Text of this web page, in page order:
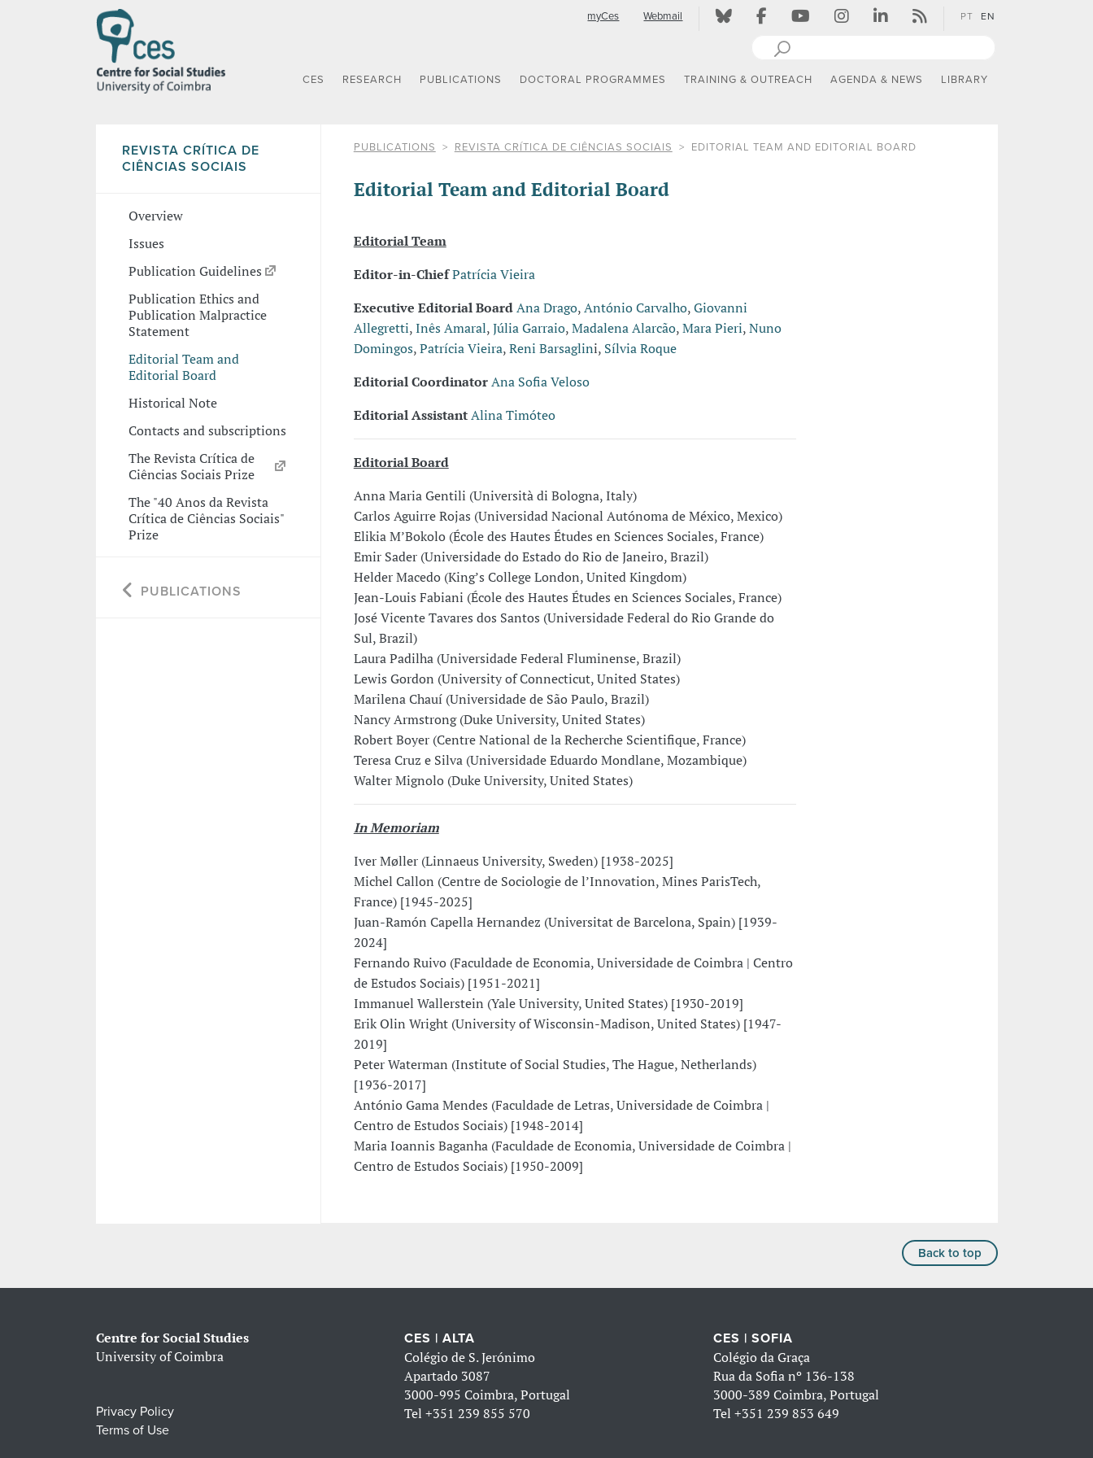
myCes Webmail PT EN
CES RESEARCH PUBLICATIONS DOCTORAL PROGRAMMES TRAINING & OUTREACH AGENDA & NEWS LIBRARY
REVISTA CRÍTICA DE
CIÊNCIAS SOCIAIS
Overview
Issues
Publication Guidelines
Publication Ethics and
Publication Malpractice
Statement
Editorial Team and
Editorial Board
Historical Note
Contacts and subscriptions
The Revista Crítica de
Ciências Sociais Prize
The "40 Anos da Revista
Crítica de Ciências Sociais"
Prize
PUBLICATIONS
PUBLICATIONS REVISTA CRÍTICA DE CIÊNCIAS SOCIAIS EDITORIAL TEAM AND EDITORIAL BOARD
Editorial Team and Editorial Board
Editorial Team
Editor-in-ChiefPatrícia Vieira
Executive Editorial BoardAna Drago,António Carvalho,Giovanni
Allegretti,Inês Amaral,Júlia Garraio,Madalena Alarcão,Mara Pieri,Nuno
Domingos,Patrícia Vieira,Reni Barsaglini, Sílvia Roque
Editorial CoordinatorAna Sofia Veloso
Editorial AssistantAlina Timóteo
Editorial Board
Anna Maria Gentili (Università di Bologna, Italy)
Carlos Aguirre Rojas (Universidad Nacional Autónoma de México, Mexico)
Elikia M’Bokolo (École des Hautes Études en Sciences Sociales, France)
Emir Sader (Universidade do Estado do Rio de Janeiro, Brazil)
Helder Macedo (King’s College London, United Kingdom)
Jean-Louis Fabiani (École des Hautes Études en Sciences Sociales, France)
José Vicente Tavares dos Santos (Universidade Federal do Rio Grande do
Sul, Brazil)
Laura Padilha (Universidade Federal Fluminense, Brazil)
Lewis Gordon (University of Connecticut, United States)
Marilena Chauí (Universidade de São Paulo, Brazil)
Nancy Armstrong (Duke University, United States)
Robert Boyer (Centre National de la Recherche Scientifique, France)
Teresa Cruz e Silva (Universidade Eduardo Mondlane, Mozambique)
Walter Mignolo (Duke University, United States)
In Memoriam
Iver Møller (Linnaeus University, Sweden) [1938-2025]
Michel Callon (Centre de Sociologie de l’Innovation, Mines ParisTech,
France) [1945-2025]
Juan-Ramón Capella Hernandez (Universitat de Barcelona, Spain) [1939-
2024]
Fernando Ruivo (Faculdade de Economia, Universidade de Coimbra | Centro
de Estudos Sociais) [1951-2021]
Immanuel Wallerstein (Yale University, United States) [1930-2019]
Erik Olin Wright (University of Wisconsin-Madison, United States) [1947-
2019]
Peter Waterman (Institute of Social Studies, The Hague, Netherlands)
[1936-2017]
António Gama Mendes (Faculdade de Letras, Universidade de Coimbra |
Centro de Estudos Sociais) [1948-2014]
Maria Ioannis Baganha (Faculdade de Economia, Universidade de Coimbra |
Centro de Estudos Sociais) [1950-2009]
Back to top
Centre for Social Studies
University of Coimbra
Privacy Policy
Terms of Use
CES | ALTA
Colégio de S. Jerónimo
Apartado 3087
3000-995 Coimbra, Portugal
Tel+351 239 855 570
CES | SOFIA
Colégio da Graça
Rua da Sofia nº 136-138
3000-389 Coimbra, Portugal
Tel +351 239 853 649